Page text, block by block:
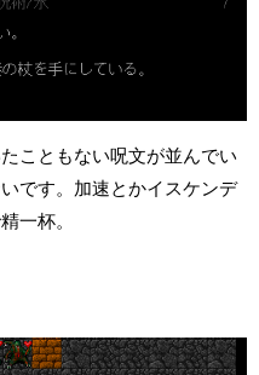
こともない呪文が並んでい
です。加速とかイスケンデ
一杯。